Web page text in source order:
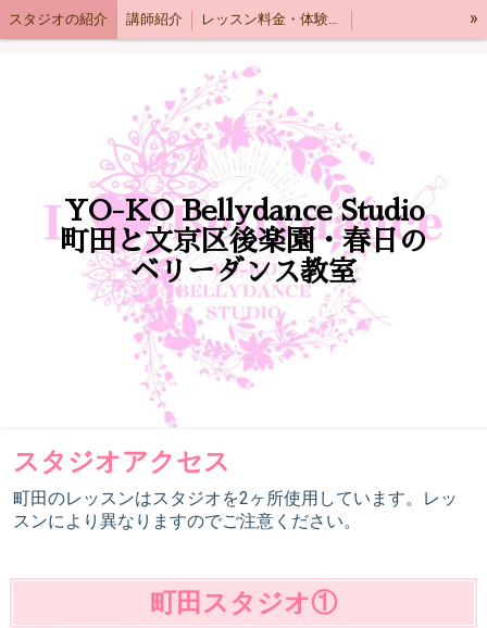
スタジオの紹介 講師紹介 レッスン料金・体験レッスンの流れ »
YO-KO Bellydance Studio
町田と文京区後楽園・春日の
ベリーダンス教室
スタジオアクセス
町田のレッスンはスタジオを2ヶ所使用しています。レッ
スンにより異なりますのでご注意ください。
町田スタジオ①